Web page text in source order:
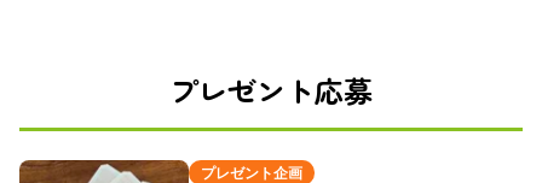
プレゼント応募
プレゼント企画